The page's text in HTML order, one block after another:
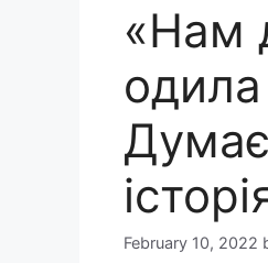
«Нам
February 10, 2022